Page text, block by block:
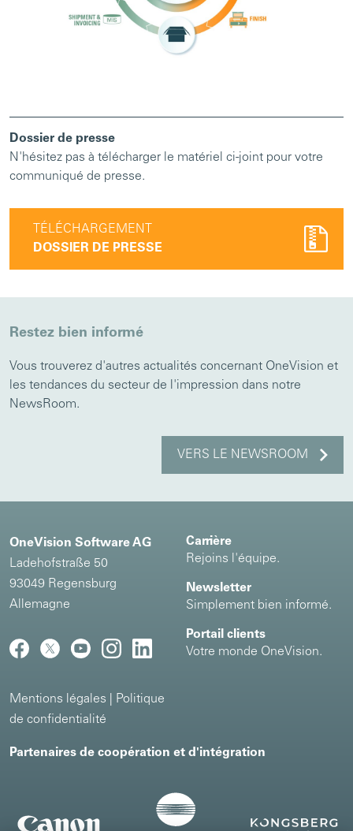
Dossier de presse
N'hésitez pas à télécharger le matériel ci-joint pour votre
communiqué de presse.
TÉLÉCHARGEMENT
DOSSIER DE PRESSE
Restez bien informé
Vous trouverez d'autres actualités concernant OneVision et
les tendances du secteur de l'impression dans notre
NewsRoom.
VERS LE NEWSROOM
OneVision Software AG
Ladehofstraße 50
93049 Regensburg
Allemagne
Mentions légales
Politique
de confidentialité
Carrière
Rejoins l'équipe.
Newsletter
Simplement bien informé.
Portail clients
Votre monde OneVision.
Partenaires de coopération et d'intégration